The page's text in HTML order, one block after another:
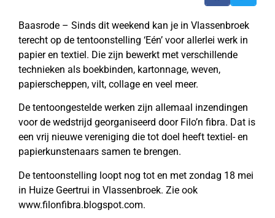
Baasrode – Sinds dit weekend kan je in Vlassenbroek
terecht op de tentoonstelling ‘Eén’ voor allerlei werk in
papier en textiel. Die zijn bewerkt met verschillende
technieken als boekbinden, kartonnage, weven,
papierscheppen, vilt, collage en veel meer.
De tentoongestelde werken zijn allemaal inzendingen
voor de wedstrijd georganiseerd door Filo’n fibra. Dat is
een vrij nieuwe vereniging die tot doel heeft textiel- en
papierkunstenaars samen te brengen.
De tentoonstelling loopt nog tot en met zondag 18 mei
in Huize Geertrui in Vlassenbroek. Zie ook
www.filonfibra.blogspot.com.